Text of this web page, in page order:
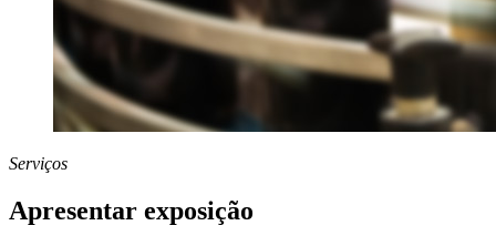
Serviços
Apresentar exposição